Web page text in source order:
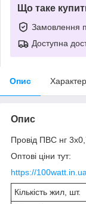
Що таке
Замовлення
Доступна
Опис
Опис
Провід ПВС нг
Оптові ціни тут:
https://
Кількість жил, шт.